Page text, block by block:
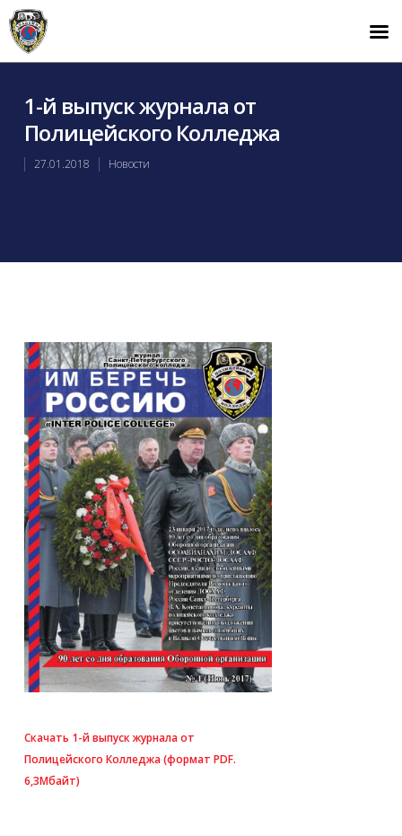
1-й выпуск журнала от
Полицейского Колледжа
27.01.2018 Новости
Скачать 1-й выпуск журнала от
Полицейского Колледжа (формат PDF.
6,3Мбайт)